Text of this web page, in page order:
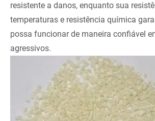
resistente a danos, enquanto sua
temperaturas e resistência química
possa funcionar de maneira confiável
agressivos.